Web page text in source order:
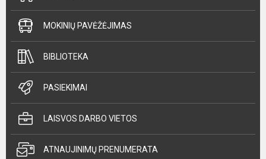
MOKINIŲ PAVĖŽĖJIMAS
BIBLIOTEKA
PASIEKIMAI
LAISVOS DARBO VIETOS
ATNAUJINIMŲ PRENUMERATA